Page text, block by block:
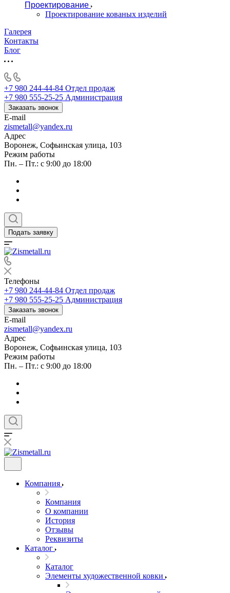
Проектирование
Проектирование кованых изделий
Галерея
Контакты
Блог
+7 980 244-44-84 Отдел продаж
+7 980 555-25-25 Администрация
Заказать звонок
E-mail
zismetall@yandex.ru
Адрес
Воронеж, Софьинская улица, 103
Режим работы
Пн. – Пт.: с 9:00 до 18:00
Подать заявку
Телефоны
+7 980 244-44-84 Отдел продаж
+7 980 555-25-25 Администрация
Заказать звонок
E-mail
zismetall@yandex.ru
Адрес
Воронеж, Софьинская улица, 103
Режим работы
Пн. – Пт.: с 9:00 до 18:00
Компания
Компания
О компании
История
Отзывы
Реквизиты
Каталог
Каталог
Элементы художественной ковки